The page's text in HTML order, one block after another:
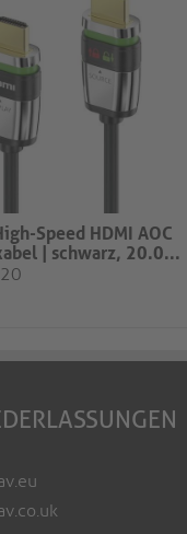
Speed HDMI AOC
| schwarz, 20.0...